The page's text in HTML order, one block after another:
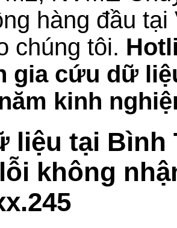
hàng đầu
chúng tôi.
gia cứu dữ
kinh
liệu tại Bình
không